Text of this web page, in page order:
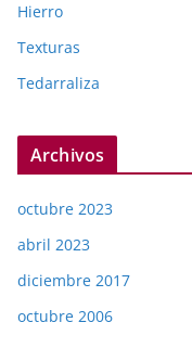
Hierro
Texturas
Tedarraliza
Archivos
octubre 2023
abril 2023
diciembre 2017
octubre 2006